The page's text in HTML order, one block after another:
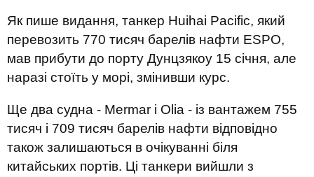
Як пише видання, танкер Huihai Pacific, який
перевозить 770 тисяч барелів нафти ESPO,
мав прибути до порту Дунцзякоу 15 січня, але
наразі стоїть у морі, змінивши курс.
Ще два судна - Mermar і Olia - із вантажем 755
тисяч і 709 тисяч барелів нафти відповідно
також залишаються в очікуванні біля
китайських портів. Ці танкери вийшли з